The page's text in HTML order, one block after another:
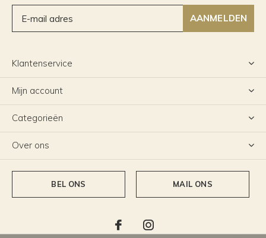
AANMELDEN
Klantenservice
Mijn account
Categorieën
Over ons
BEL ONS MAIL ONS